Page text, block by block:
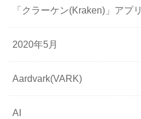
「クラーケン(Kraken)」アプリ
2020年5月
Aardvark(VARK)
AI